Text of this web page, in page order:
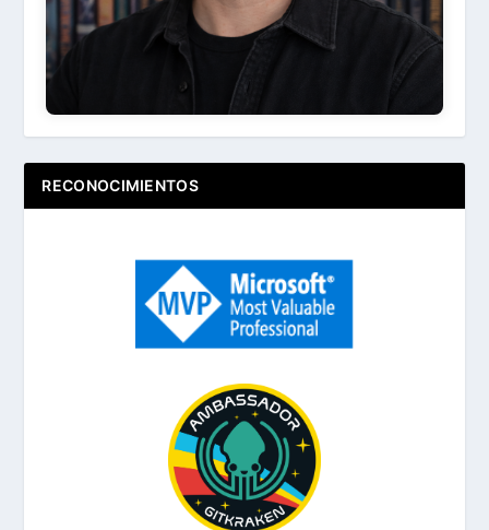
RECONOCIMIENTOS